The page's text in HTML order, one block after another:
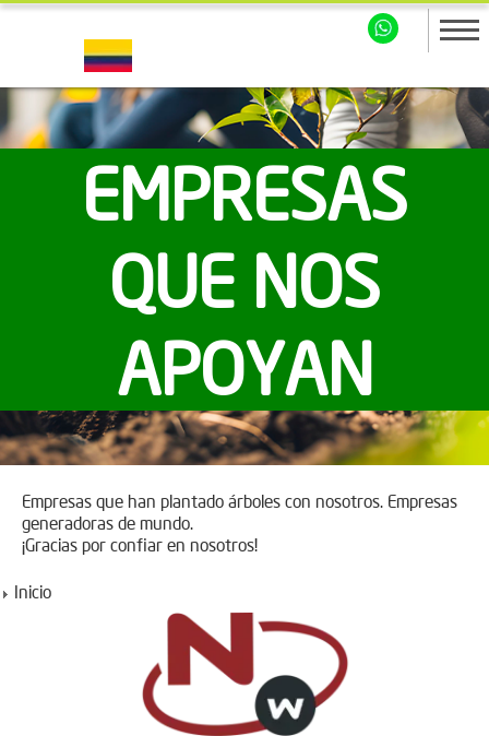
EMPRESAS
QUE NOS
APOYAN
Empresas que han plantado árboles con nosotros. Empresas
generadoras de mundo.
¡Gracias por confiar en nosotros!
Inicio